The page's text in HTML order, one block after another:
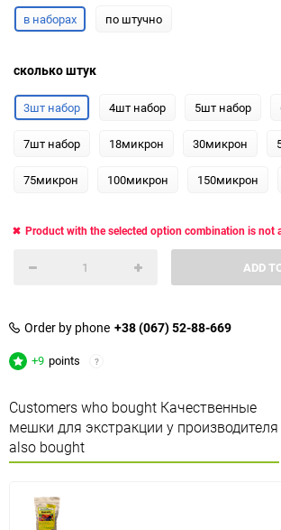
в наборах по штучно
сколько штук
3шт набор 4шт набор 5шт набор
7шт набор 18микрон 30микрон
75микрон 100микрон 150микрон
Product with the selected option combination is not
ADD
Order by phone +38 (067) 52-88-669
+9 points ?
Customers who bought Качественные
мешки для экстракции у производителя
also bought